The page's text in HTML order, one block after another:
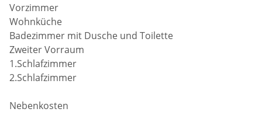
Vorzimmer
Wohnküche
Badezimmer mit Dusche und Toilette
Zweiter Vorraum
1.Schlafzimmer
2.Schlafzimmer
Nebenkosten